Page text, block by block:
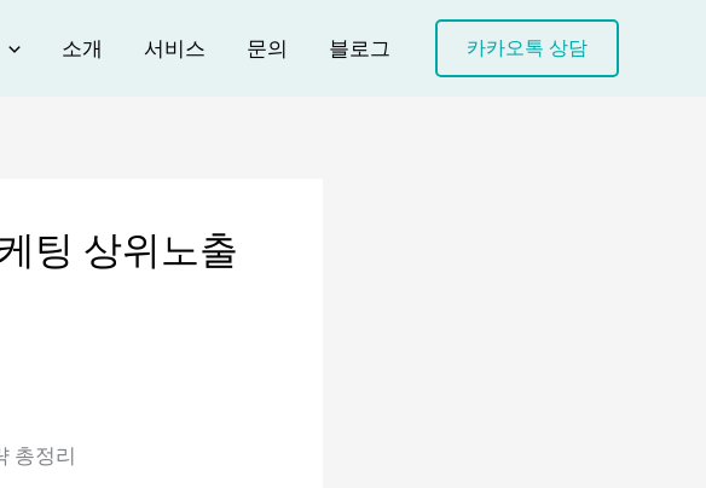
소개 서비스 문의 블로그 카카오톡 상담
팅 상위노출
총정리